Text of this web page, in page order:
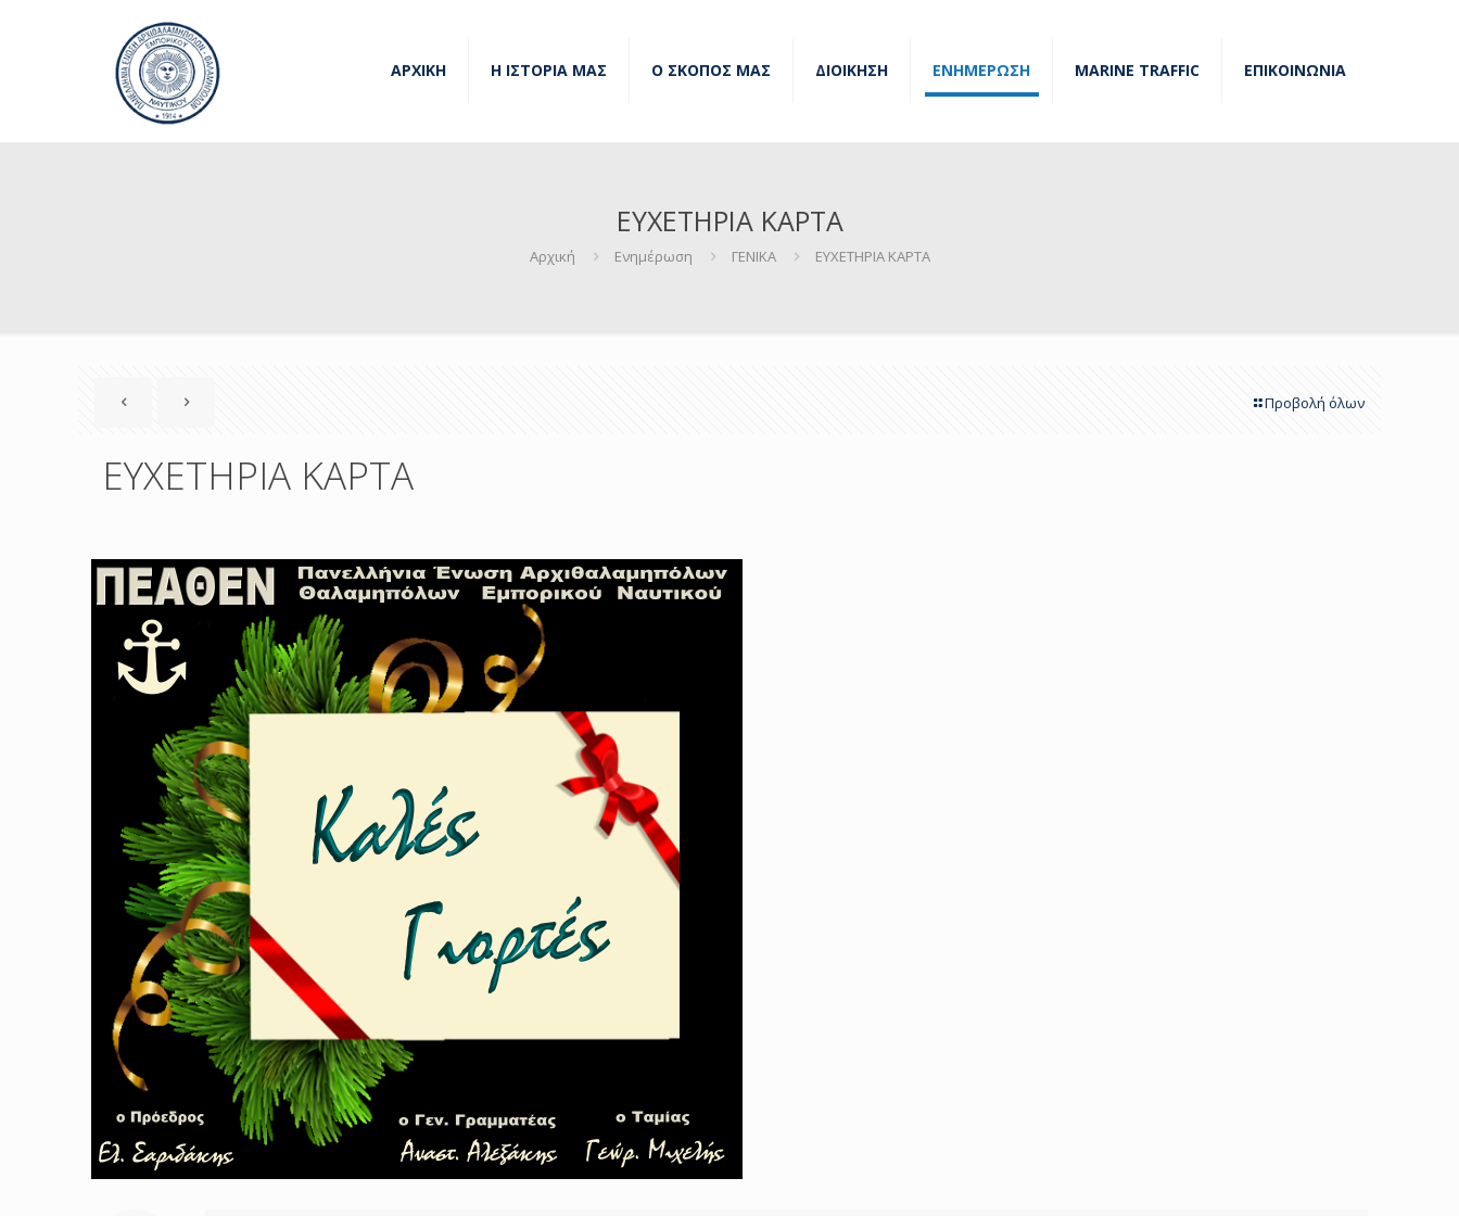
ΑΡΧΙΚΗ Η ΙΣΤΟΡΙΑ ΜΑΣ Ο ΣΚΟΠΟΣ ΜΑΣ ΔΙΟΙΚΗΣΗ ΕΝΗΜΕΡΩΣΗ MARINE TRAFFIC ΕΠΙΚΟΙΝΩΝΙΑ
ΕΥΧΕΤΗΡΙΑ ΚΑΡΤΑ
Αρχική Ενημέρωση ΓΕΝΙΚΑ ΕΥΧΕΤΗΡΙΑ ΚΑΡΤΑ
Προβολή όλων
ΕΥΧΕΤΗΡΙΑ ΚΑΡΤΑ